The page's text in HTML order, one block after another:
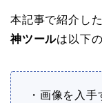
本記事で紹介し
神ツールは以下
・画像を入手